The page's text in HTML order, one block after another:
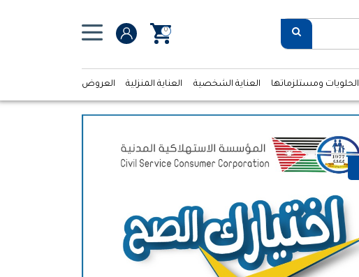
0
الحلويات ومستلزماتها العناية الشخصية العناية المنزلية العروض